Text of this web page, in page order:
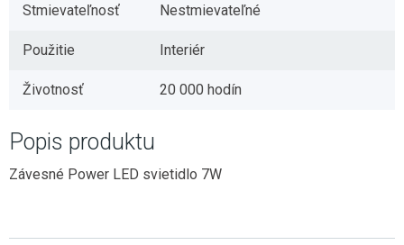
Stmievateľnosť Nestmievateľné
Použitie Interiér
Životnosť 20 000 hodín
Popis produktu
Závesné Power LED svietidlo 7W